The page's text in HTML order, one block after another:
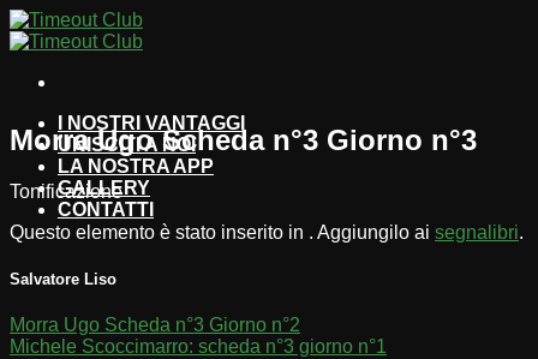
Salta
ai
I NOSTRI VANTAGGI
UNISCITI A NOI
LA NOSTRA APP
GALLERY
CONTATTI
Morra Ugo Scheda n°3 Giorno n°3
Tonificazione
Questo elemento è stato inserito in . Aggiungilo ai segnalibri.
Salvatore Liso
Morra Ugo Scheda n°3 Giorno n°2
Michele Scoccimarro: scheda n°3 giorno n°1